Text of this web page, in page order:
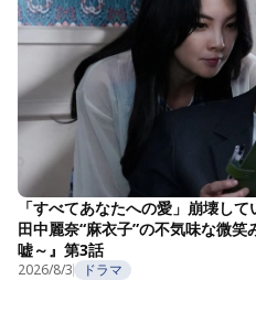
「すべてあなたへの愛」崩壊して
田中麗奈“麻衣子”の不気味な微
嘘～』第3話
2026/8/3 ドラマ